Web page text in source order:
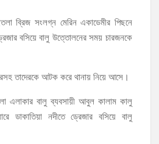
দিতে বিএনপি সরকার অঙ্গীকারাবদ্ধ’
কোম্পানী লিমিটেডের মরণোত্তর চেক বিতরণ
সঙ্গে জুলাই গণঅভ্যুত্থানের সকল শহীদকে
চালু করে মানুষের আমানতের টাকা
ব্রিজ সংলগ্ন মেরিন একাডেমীর পিছনে
বসিয়ে বালু উত্তোলনের সময় চারজনকে
তাদেরকে আটক করে থানায় নিয়ে আসে।
এলাকার বালু ব্যবসায়ী আবুল কালাম কালু
ডাকাতিয়া নদীতে ড্রেজার বসিয়ে বালু